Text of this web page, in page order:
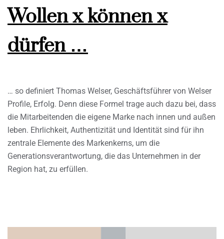
Wollen x können x
dürfen …
… so definiert Thomas Welser, Geschäftsführer von Welser
Profile, Erfolg. Denn diese Formel trage auch dazu bei, dass
die Mitarbeitenden die eigene Marke nach innen und außen
leben. Ehrlichkeit, Authentizität und Identität sind für ihn
zentrale Elemente des Markenkerns, um die
Generationsverantwortung, die das Unternehmen in der
Region hat, zu erfüllen.